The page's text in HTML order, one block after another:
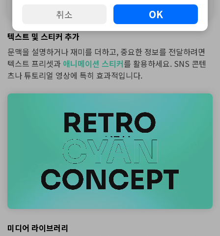
텍스트 및 스티커 추가
문맥을 설명하거나 재미를 더하고, 중요한 정보를 전달하려면
텍스트 프리셋과 애니메이션 스티커를 활용하세요. SNS 콘텐
츠나 튜토리얼 영상에 특히 효과적입니다.
미디어 라이브러리
취소 OK